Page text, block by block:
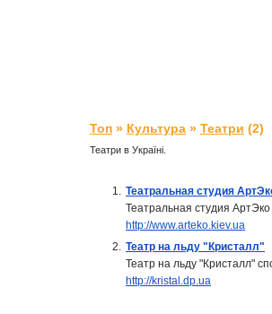
Топ » Культура » Театри (2)
Театри в Україні.
1. Театральная студия
Театральная студия
http://www.arteko.kiev.ua
2. Театр на льду "Кристалл"
Театр на льду "Кристалл"
http://kristal.dp.ua